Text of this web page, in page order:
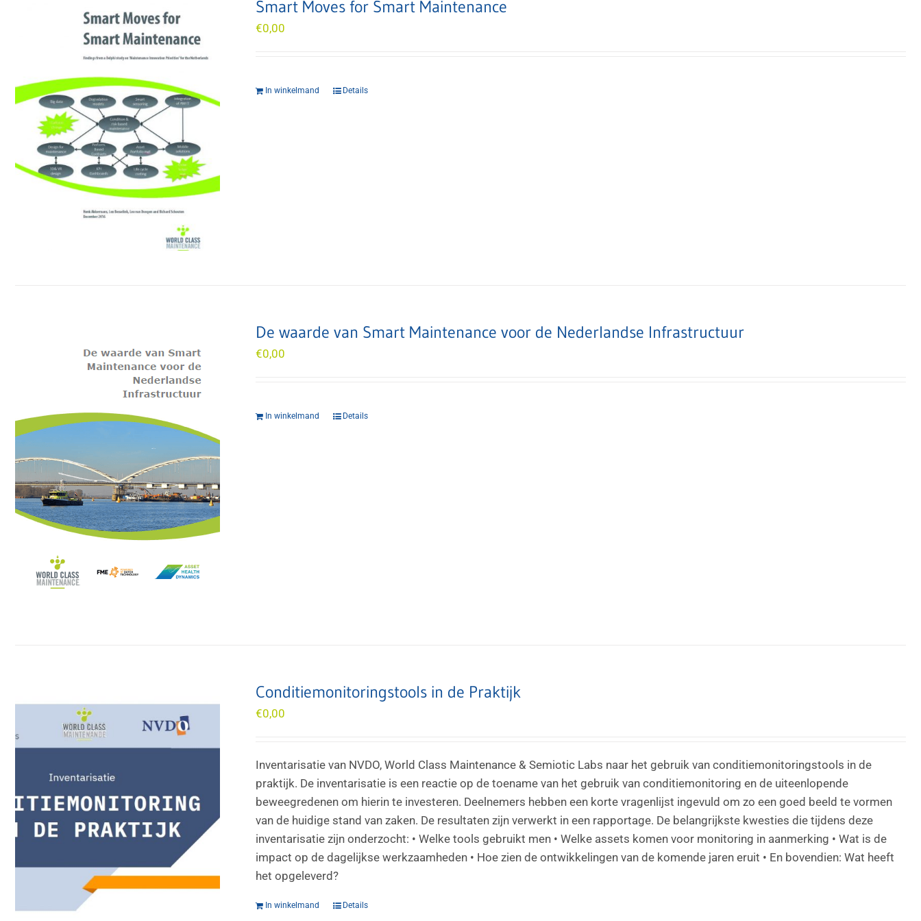
Smart Moves for Smart Maintenance
€0,00
In winkelmand Details
De waarde van Smart Maintenance voor de Nederlandse Infrastructuur
€0,00
In winkelmand Details
Conditiemonitoringstools in de Praktijk
€0,00
Inventarisatie van NVDO, World Class Maintenance & Semiotic Labs naar het gebruik van conditiemonitoringstools in de
praktijk. De inventarisatie is een reactie op de toename van het gebruik van conditiemonitoring en de uiteenlopende
beweegredenen om hierin te investeren. Deelnemers hebben een korte vragenlijst ingevuld om zo een goed beeld te vormen
van de huidige stand van zaken. De resultaten zijn verwerkt in een rapportage. De belangrijkste kwesties die tijdens deze
inventarisatie zijn onderzocht: • Welke tools gebruikt men • Welke assets komen voor monitoring in aanmerking • Wat is de
impact op de dagelijkse werkzaamheden • Hoe zien de ontwikkelingen van de komende jaren eruit • En bovendien: Wat heeft
het opgeleverd?
In winkelmand Details